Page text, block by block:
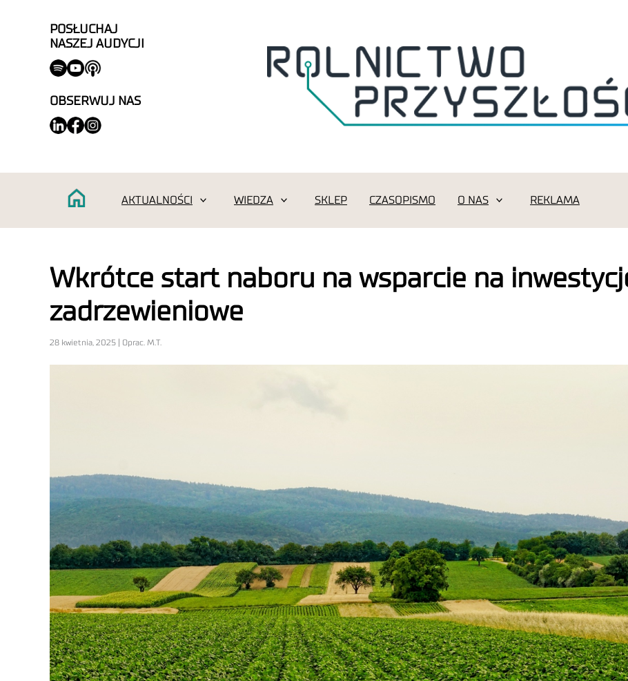
POSŁUCHAJ
NASZEJ AUDYCJI
OBSERWUJ NAS
AKTUALNOŚCI WIEDZA SKLEP CZASOPISMO O NAS REKLAMA
Wkrótce start naboru na wsparcie na
zadrzewieniowe
28 kwietnia, 2025 | Oprac. M.T.